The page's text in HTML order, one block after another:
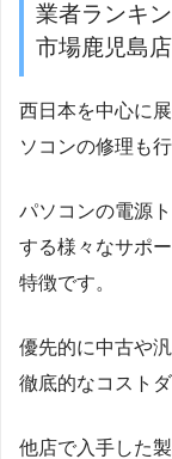
業者ランキ
市場鹿児島店
西日本を中心に
ソコンの修理も
パソコンの電源
する様々なサポ
特徴です。
優先的に中古や
徹底的なコスト
他店で入手した